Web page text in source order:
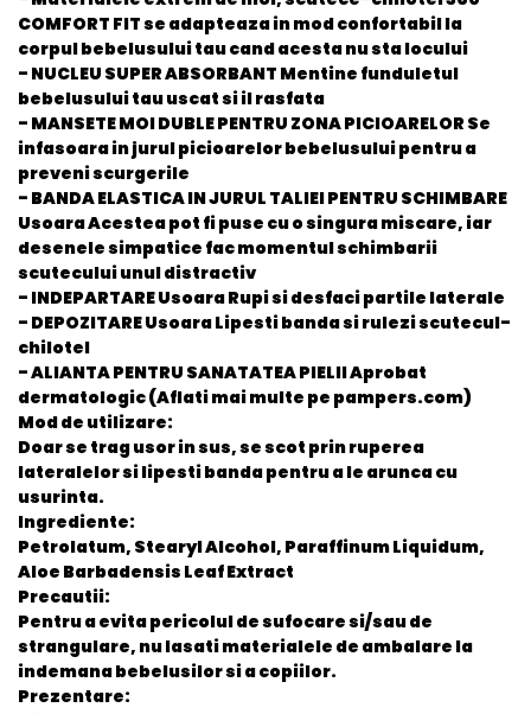
COMFORT FIT se adapteaza in mod confortabil la
corpul bebelusului tau cand acesta nu sta locului
- NUCLEU SUPER ABSORBANT Mentine funduletul
bebelusului tau uscat si il rasfata
- MANSETE MOI DUBLE PENTRU ZONA PICIOARELOR Se
infasoara in jurul picioarelor bebelusului pentru a
preveni scurgerile
- BANDA ELASTICA IN JURUL TALIEI PENTRU SCHIMBARE
Usoara Acestea pot fi puse cu o singura miscare, iar
desenele simpatice fac momentul schimbarii
scutecului unul distractiv
- INDEPARTARE Usoara Rupi si desfaci partile laterale
- DEPOZITARE Usoara Lipesti banda si rulezi scutecul-
chilotel
- ALIANTA PENTRU SANATATEA PIELII Aprobat
dermatologic (Aflati mai multe pe pampers.com)
Mod de utilizare:
Doar se trag usor in sus, se scot prin ruperea
lateralelor si lipesti banda pentru a le arunca cu
usurinta.
Ingrediente:
Petrolatum, Stearyl Alcohol, Paraffinum Liquidum,
Aloe Barbadensis Leaf Extract
Precautii:
Pentru a evita pericolul de sufocare si/sau de
strangulare, nu lasati materialele de ambalare la
indemana bebelusilor si a copiilor.
Prezentare: